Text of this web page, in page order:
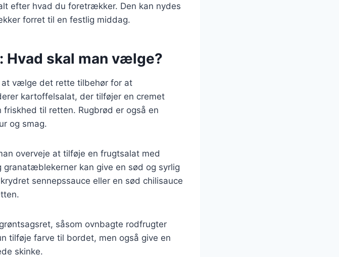
efter hvad du foretrækker. Den kan nydes
forret til en festlig middag.
Hvad skal man vælge?
at vælge det rette tilbehør for at
kartoffelsalat, der tilføjer en cremet
til retten. Rugbrød er også en
og smag.
overveje at tilføje en frugtsalat med
kan give en sød og syrlig
sennepssauce eller en sød chilisauce
såsom ovnbagte rodfrugter
tilføje farve til bordet, men også give en
skinke.